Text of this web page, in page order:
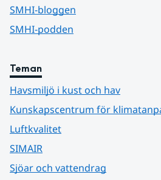
SMHI-bloggen
SMHI-podden
Teman
Havsmiljö i kust och hav
Kunskapscentrum för
Luftkvalitet
SIMAIR
Sjöar och vattendrag